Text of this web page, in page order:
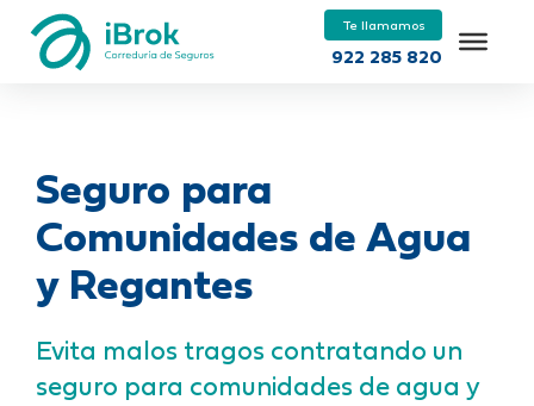
Te llamamos
922 285 820
Seguro para
Comunidades de Agua
y Regantes
Evita malos tragos contratando un
seguro para comunidades de agua y